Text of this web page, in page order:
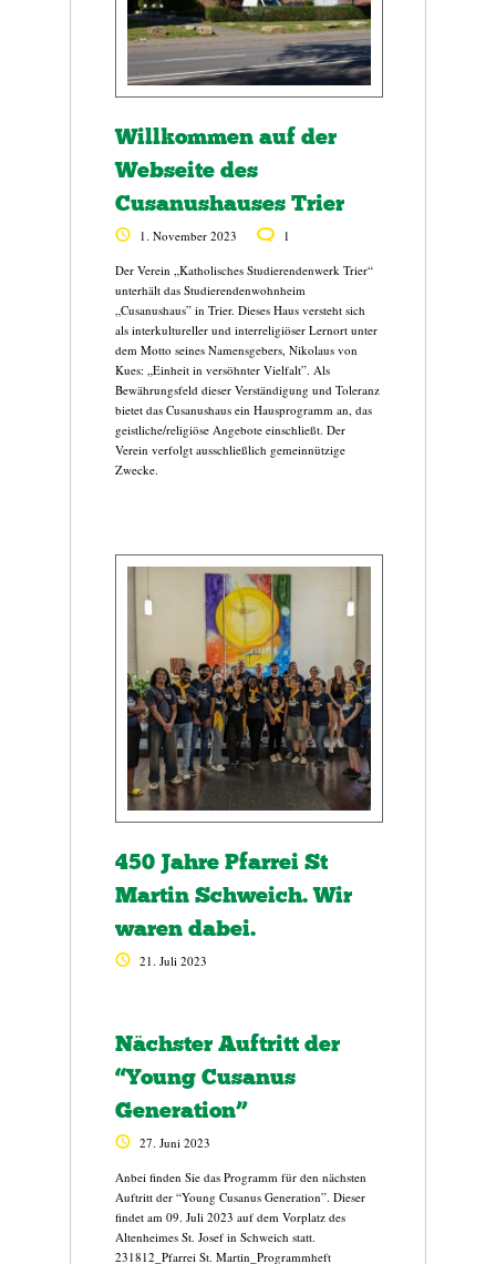
Willkommen auf der
Webseite des
Cusanushauses Trier
1. November 2023 1
Der Verein „Katholisches Studierendenwerk Trier“
unterhält das Studierendenwohnheim
„Cusanushaus” in Trier. Dieses Haus versteht sich
als interkultureller und interreligiöser Lernort unter
dem Motto seines Namensgebers, Nikolaus von
Kues: „Einheit in versöhnter Vielfalt”. Als
Bewährungsfeld dieser Verständigung und Toleranz
bietet das Cusanushaus ein Hausprogramm an, das
geistliche/religiöse Angebote einschließt. Der
Verein verfolgt ausschließlich gemeinnützige
Zwecke.
450 Jahre Pfarrei St
Martin Schweich. Wir
waren dabei.
21. Juli 2023
Nächster Auftritt der
“Young Cusanus
Generation”
27. Juni 2023
Anbei finden Sie das Programm für den nächsten
Auftritt der “Young Cusanus Generation”. Dieser
findet am 09. Juli 2023 auf dem Vorplatz des
Altenheimes St. Josef in Schweich statt.
231812_Pfarrei St. Martin_Programmheft